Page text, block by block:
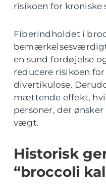
risikoen for kroniske
Fiberindholdet i
en sund fordøjelse
reducere risikoen
divertikulose.
mættende effekt,
personer, der
vægt.
Historisk
“broccoli